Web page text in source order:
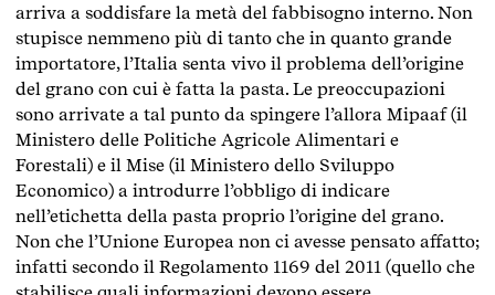
arriva a soddisfare la metà del fabbisogno interno. Non
stupisce nemmeno più di tanto che in quanto grande
importatore, l’Italia senta vivo il problema dell’origine
del grano con cui è fatta la pasta. Le preoccupazioni
sono arrivate a tal punto da spingere l’allora Mipaaf (il
Ministero delle Politiche Agricole Alimentari e
Forestali) e il Mise (il Ministero dello Sviluppo
Economico) a introdurre l’obbligo di indicare
nell’etichetta della pasta proprio l’origine del grano.
Non che l’Unione Europea non ci avesse pensato affatto;
infatti secondo il Regolamento 1169 del 2011 (quello che